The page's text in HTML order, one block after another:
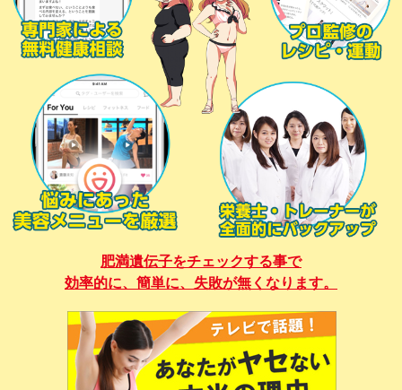
肥満遺伝子をチェックする事で
効率的に、簡単に、失敗が無くなります。